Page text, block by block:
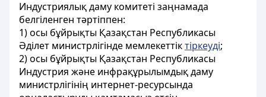
Индустриялық даму комитеті заңнамада
белгіленген тәртіппен:
1) осы бұйрықты Қазақстан Республикасы
Әділет министрлігінде мемлекеттіктіркеуді;
2) осы бұйрықты Қазақстан Республикасы
Индустрия және инфрақұрылымдық даму
министрлігінің интернет-ресурсында